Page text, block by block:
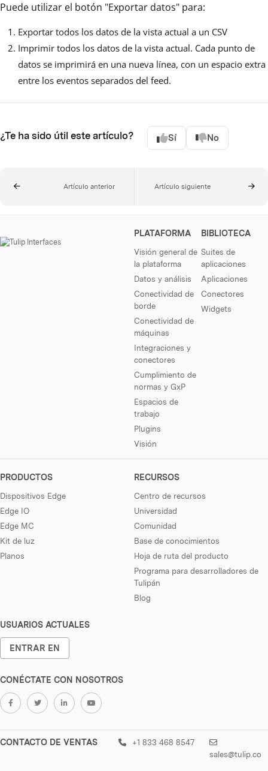
Puede utilizar el botón "Exportar datos" para:
Exportar todos los datos de la vista actual a un CSV
Imprimir todos los datos de la vista actual. Cada punto de
datos se imprimirá en una nueva línea, con un espacio extra
entre los eventos separados del feed.
¿Te ha sido útil este artículo? Sí No
Artículo anterior Artículo siguiente
PLATAFORMA
Visión general de
la plataforma
Datos y análisis
Conectividad de
borde
Conectividad de
máquinas
Integraciones y
conectores
Cumplimiento de
normas y GxP
Espacios de
trabajo
Plugins
Visión
BIBLIOTECA
Suites de
aplicaciones
Aplicaciones
Conectores
Widgets
PRODUCTOS
Dispositivos Edge
Edge IO
Edge MC
Kit de luz
Planos
RECURSOS
Centro de recursos
Universidad
Comunidad
Base de conocimientos
Hoja de ruta del producto
Programa para desarrolladores de
Tulipán
Blog
USUARIOS ACTUALES
ENTRAR EN
CONÉCTATE CON NOSOTROS
CONTACTO DE VENTAS
+1 833 468 8547
sales@tulip.co